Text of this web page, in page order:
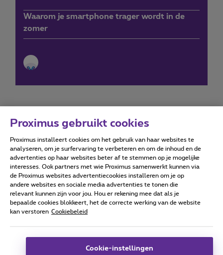
Waarom je smartphone trager wordt in de
zomer
Forumvoorwaarden Accessibility statement
Alle rechten voorbehouden. © Proximus
Algemene voorwaarden, consumenteninfo
Deze website is gecreëerd en wordt beheerd conform het
Proximus gebruikt cookies
Proximus installeert cookies om het gebruik van haar websites te
analyseren, om je surfervaring te verbeteren en om de inhoud en de
advertenties op haar websites beter af te stemmen op je mogelijke
interesses. Ook partners met wie Proximus samenwerkt kunnen via
de Proximus websites advertentiecookies installeren om je op
andere websites en sociale media advertenties te tonen die
relevant kunnen zijn voor jou. Hou er rekening mee dat als je
bepaalde cookies blokkeert, het de correcte werking van de website
kan verstoren Cookiebeleid
Cookie-instellingen